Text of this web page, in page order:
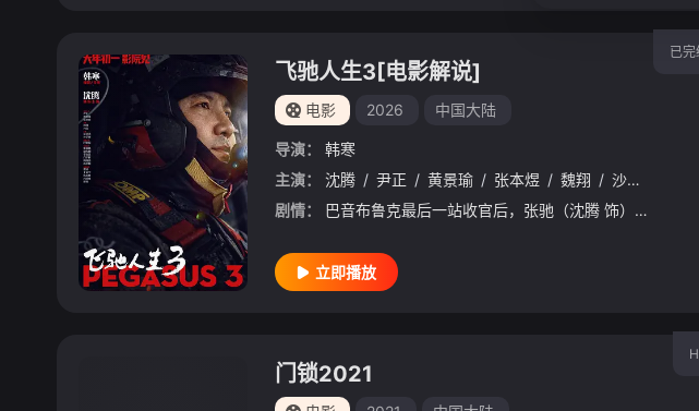
已完
飞驰人生3[电影解说]
电影 2026 中国大陆
导演：
韩寒
主演：
沈腾 / 尹正 / 黄景瑜 / 张本煜 / 魏翔 / 沙溢
剧情：
巴音布鲁克最后一站收官后，张驰（沈腾 饰）受邀作为车队主教练征战全新赛事“沐尘100拉力赛”，“野生车手”走上国际舞台！面对高手如云的全新赛道，孙宇强（尹正 饰）、记星（张本煜 饰）一如既往协同作战，
立即播放
门锁2021